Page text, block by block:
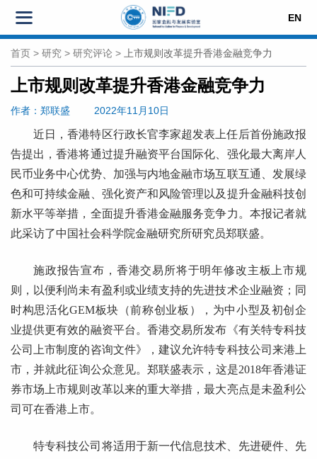
EN
首页 > 研究 > 研究评论 > 上市规则改革提升香港金融竞争力
上市规则改革提升香港金融竞争力
作者 ：郑联盛 2022年11月10日
近日，香港特区行政长官李家超发表上任后首份施政报
告提出，香港将通过提升融资平台国际化、强化最大离岸人
民币业务中心优势、加强与内地金融市场互联互通、发展绿
色和可持续金融、强化资产和风险管理以及提升金融科技创
新水平等举措，全面提升香港金融服务竞争力。本报记者就
此采访了中国社会科学院金融研究所研究员郑联盛。
施政报告宣布，香港交易所将于明年修改主板上市规
则，以便利尚未有盈利或业绩支持的先进技术企业融资；同
时构思活化GEM板块（前称创业板），为中小型及初创企
业提供更有效的融资平台。香港交易所发布《有关特专科技
公司上市制度的咨询文件》，建议允许特专科技公司来港上
市，并就此征询公众意见。郑联盛表示，这是2018年香港证
券市场上市规则改革以来的重大举措，最大亮点是未盈利公
司可在香港上市。
特专科技公司将适用于新一代信息技术、先进硬件、先